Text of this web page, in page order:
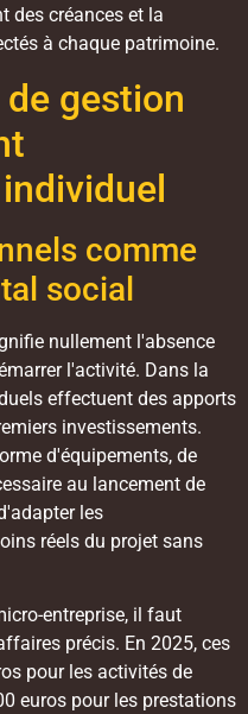
des créances et la
à chaque patrimoine.
gestion
comme
social
nullement l'absence
l'activité. Dans la
effectuent des apports
investissements.
d'équipements, de
au lancement de
les
réels du projet sans
entreprise, il faut
précis. En 2025, ces
pour les activités de
euros pour les prestations